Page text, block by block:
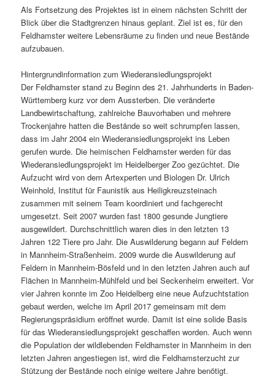
Als Fortsetzung des Projektes ist in einem nächsten Schritt der
Blick über die Stadtgrenzen hinaus geplant. Ziel ist es, für den
Feldhamster weitere Lebensräume zu finden und neue Bestände
aufzubauen.
Hintergrundinformation zum Wiederansiedlungsprojekt
Der Feldhamster stand zu Beginn des 21. Jahrhunderts in Baden-
Württemberg kurz vor dem Aussterben. Die veränderte
Landbewirtschaftung, zahlreiche Bauvorhaben und mehrere
Trockenjahre hatten die Bestände so weit schrumpfen lassen,
dass im Jahr 2004 ein Wiederansiedlungsprojekt ins Leben
gerufen wurde. Die heimischen Feldhamster werden für das
Wiederansiedlungsprojekt im Heidelberger Zoo gezüchtet. Die
Aufzucht wird von dem Artexperten und Biologen Dr. Ulrich
Weinhold, Institut für Faunistik aus Heiligkreuzsteinach
zusammen mit seinem Team koordiniert und fachgerecht
umgesetzt. Seit 2007 wurden fast 1800 gesunde Jungtiere
ausgewildert. Durchschnittlich waren dies in den letzten 13
Jahren 122 Tiere pro Jahr. Die Auswilderung begann auf Feldern
in Mannheim-Straßenheim. 2009 wurde die Auswilderung auf
Feldern in Mannheim-Bösfeld und in den letzten Jahren auch auf
Flächen in Mannheim-Mühlfeld und bei Seckenheim erweitert. Vor
vier Jahren konnte im Zoo Heidelberg eine neue Aufzuchtstation
gebaut werden, welche im April 2017 gemeinsam mit dem
Regierungspräsidium eröffnet wurde. Damit ist eine solide Basis
für das Wiederansiedlungsprojekt geschaffen worden. Auch wenn
die Population der wildlebenden Feldhamster in Mannheim in den
letzten Jahren angestiegen ist, wird die Feldhamsterzucht zur
Stützung der Bestände noch einige weitere Jahre benötigt.